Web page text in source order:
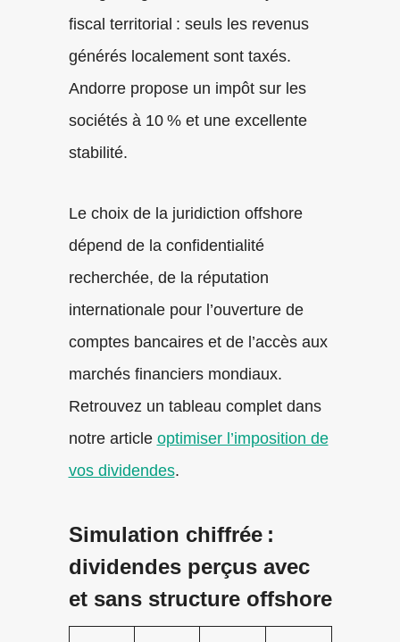
fiscal territorial : seuls les revenus
générés localement sont taxés.
Andorre propose un impôt sur les
sociétés à 10 % et une excellente
stabilité.
Le choix de la juridiction offshore
dépend de la confidentialité
recherchée, de la réputation
internationale pour l’ouverture de
comptes bancaires et de l’accès aux
marchés financiers mondiaux.
Retrouvez un tableau complet dans
notre article optimiser l’imposition de
vos dividendes.
Simulation chiffrée :
dividendes perçus avec
et sans structure offshore